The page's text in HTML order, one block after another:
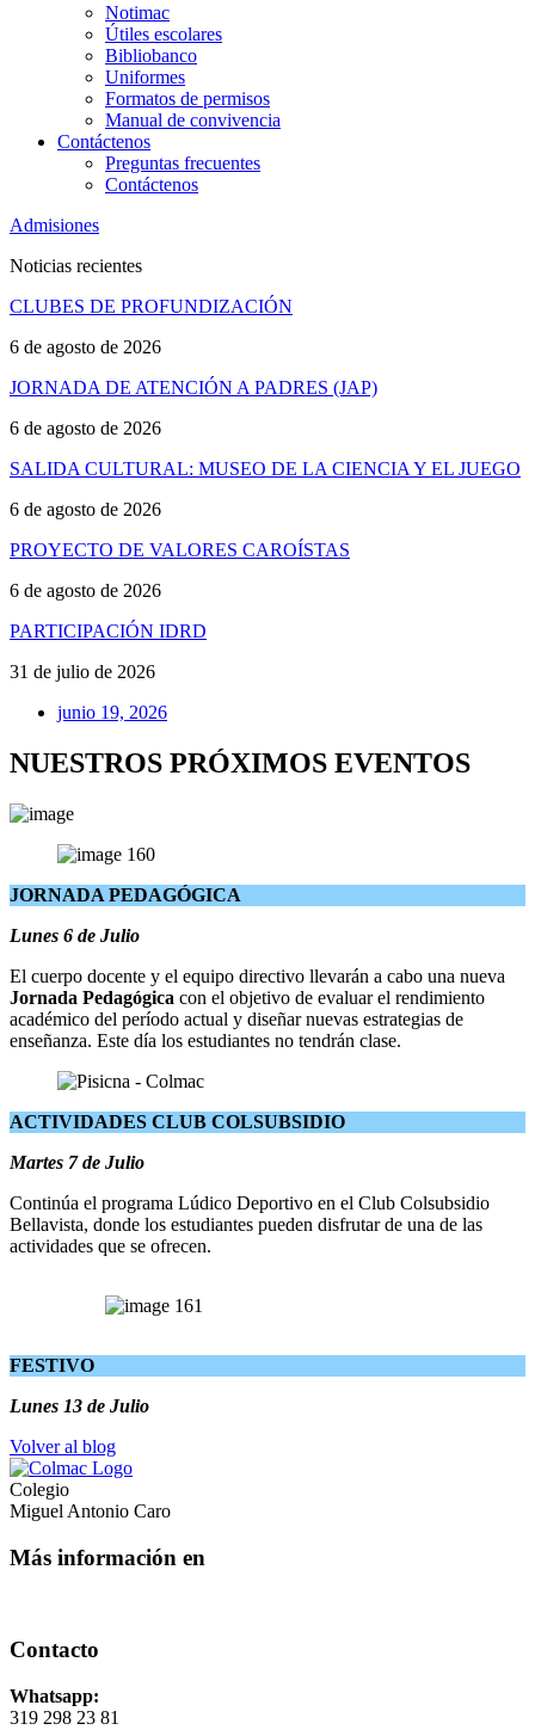
Notimac
Útiles escolares
Bibliobanco
Uniformes
Formatos de permisos
Manual de convivencia
Contáctenos
Preguntas frecuentes
Contáctenos
Admisiones
Noticias recientes
CLUBES DE PROFUNDIZACIÓN
6 de agosto de 2026
JORNADA DE ATENCIÓN A PADRES (JAP)
6 de agosto de 2026
SALIDA CULTURAL: MUSEO DE LA CIENCIA Y EL JUEGO
6 de agosto de 2026
PROYECTO DE VALORES CAROÍSTAS
6 de agosto de 2026
PARTICIPACIÓN IDRD
31 de julio de 2026
junio 19, 2026
NUESTROS PRÓXIMOS EVENTOS
JORNADA PEDAGÓGICA
Lunes 6 de Julio
El cuerpo docente y el equipo directivo llevarán a cabo una nueva
Jornada Pedagógica con el objetivo de evaluar el rendimiento
académico del período actual y diseñar nuevas estrategias de
enseñanza. Este día los estudiantes no tendrán clase.
ACTIVIDADES CLUB COLSUBSIDIO
Martes 7 de Julio
Continúa el programa Lúdico Deportivo en el Club Colsubsidio
Bellavista, donde los estudiantes pueden disfrutar de una de las
actividades que se ofrecen.
FESTIVO
Lunes 13 de Julio
Volver al blog
Colegio
Miguel Antonio Caro
Más información en
Contacto
Whatsapp:
319 298 23 81